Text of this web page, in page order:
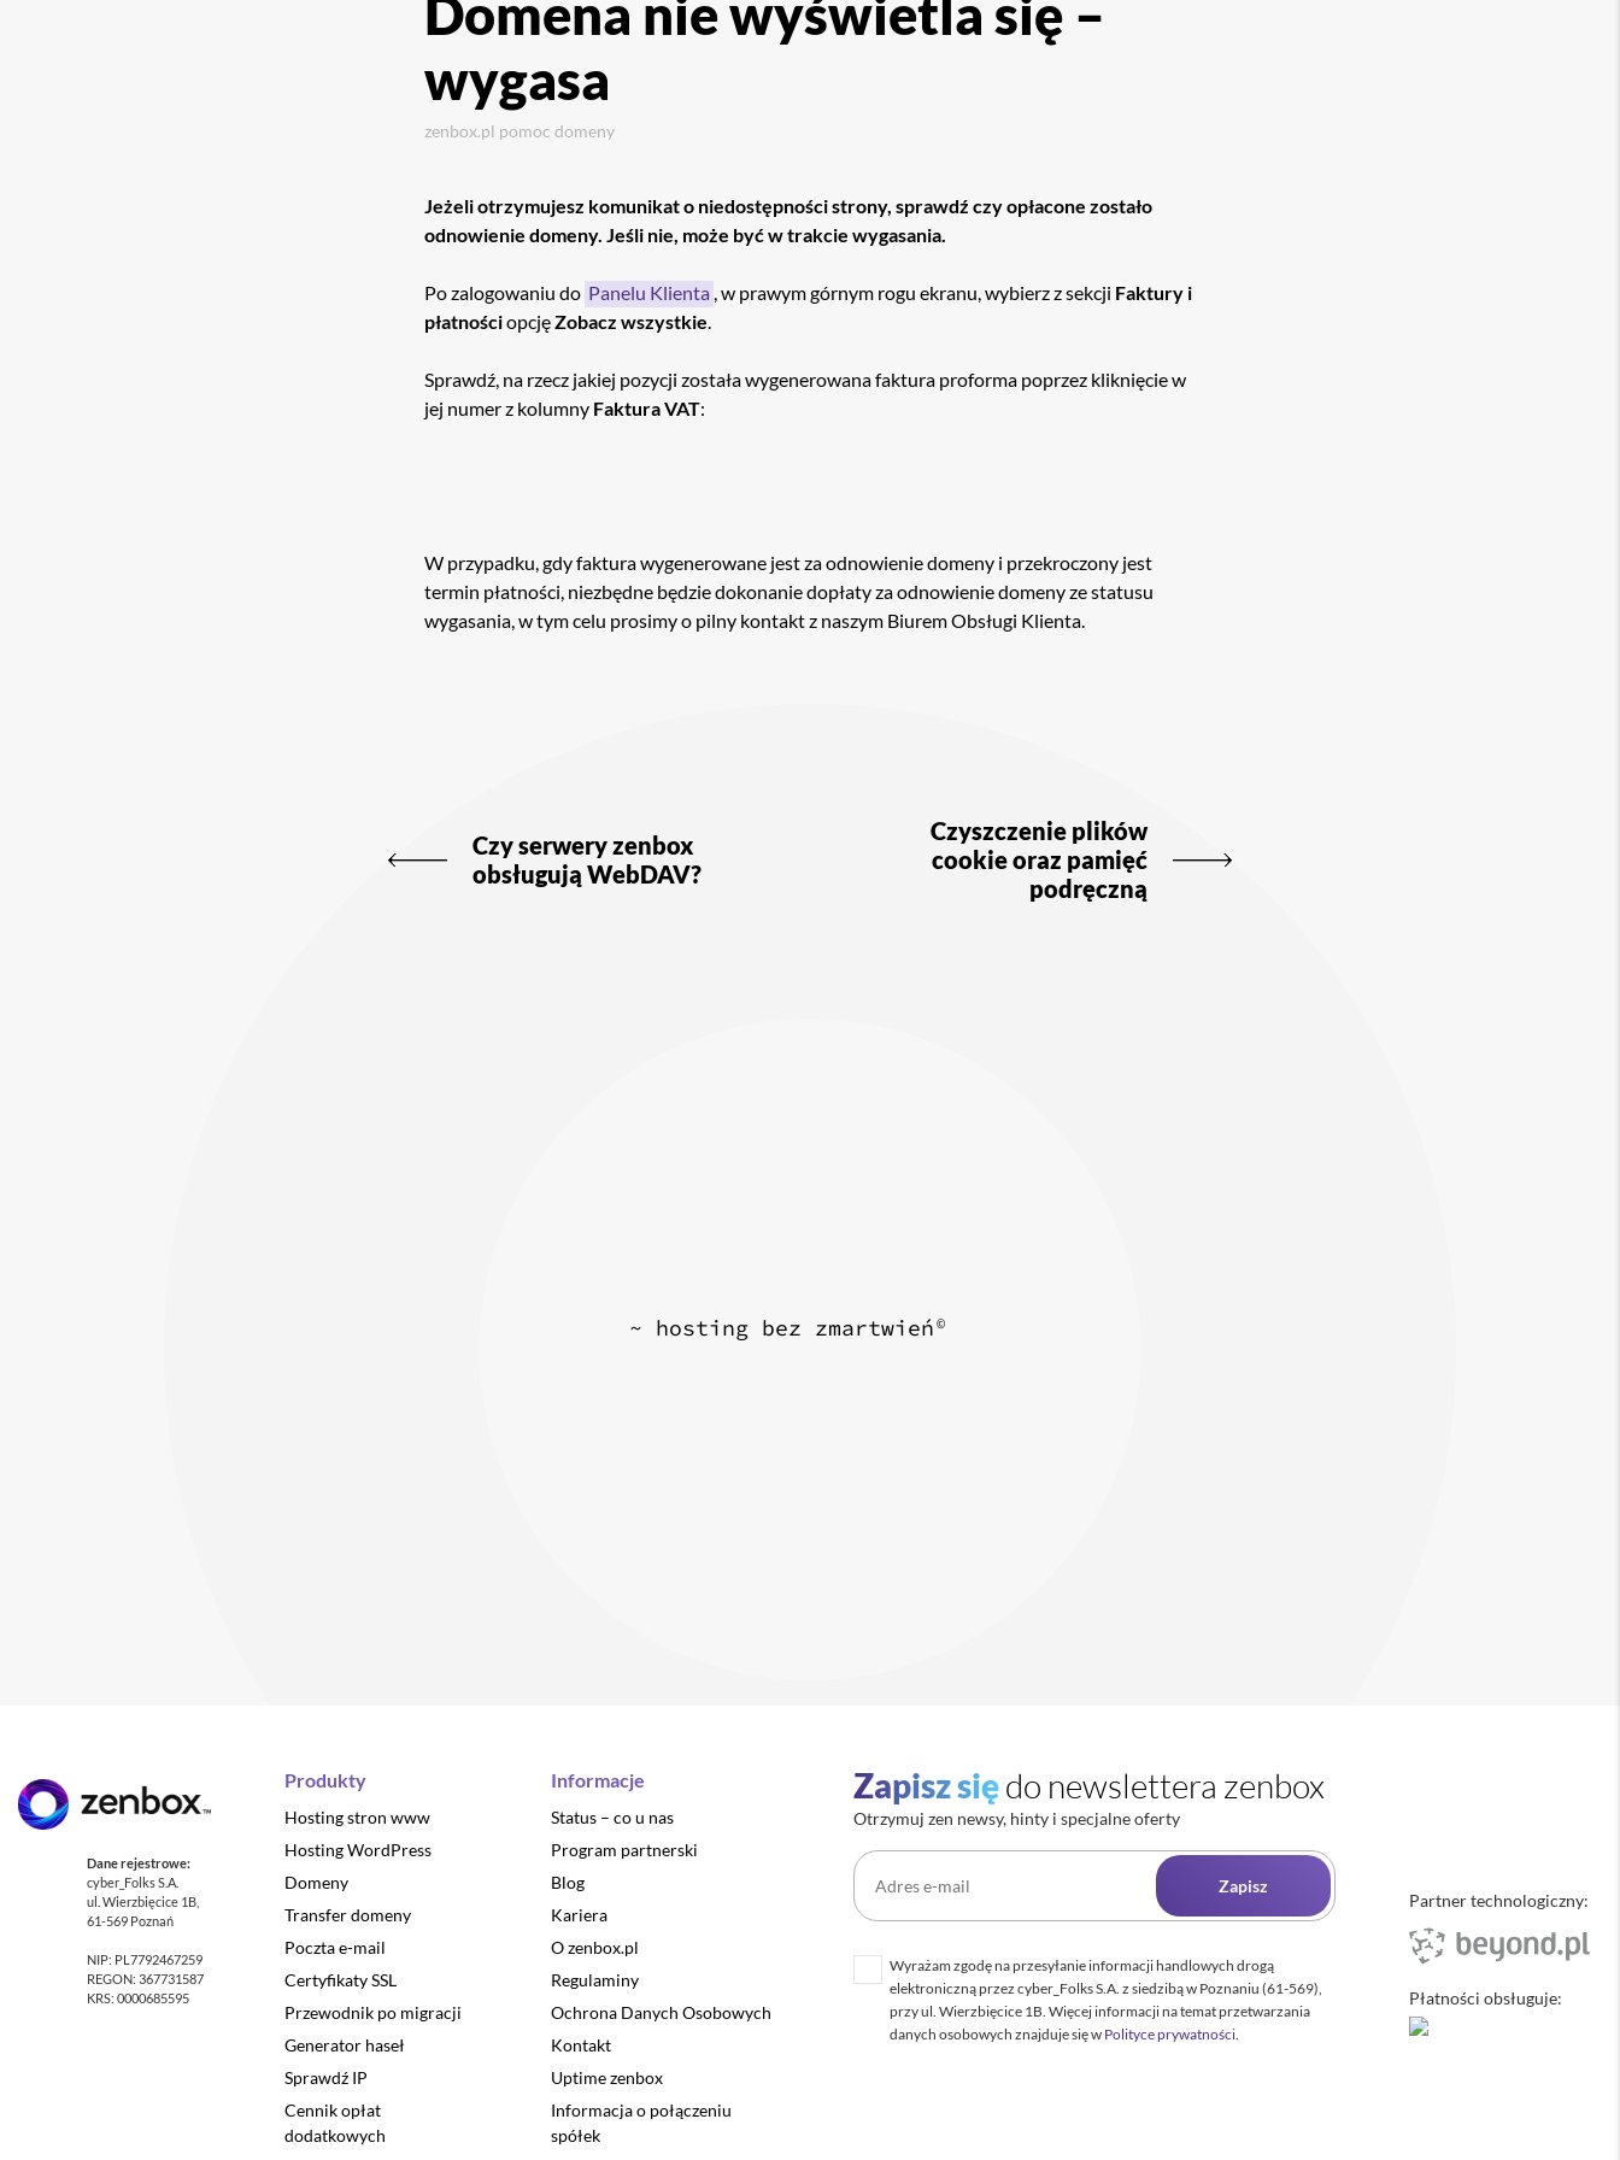
Domena nie wyświetla się –
wygasa
zenbox.pl pomoc domeny
Jeżeli otrzymujesz komunikat o niedostępności strony, sprawdź czy opłacone zostało
odnowienie domeny. Jeśli nie, może być w trakcie wygasania.
Po zalogowaniu do Panelu Klienta , w prawym górnym rogu ekranu, wybierz z sekcji Faktury i
płatnościopcjęZobacz wszystkie.
Sprawdź, na rzecz jakiej pozycji została wygenerowana faktura proforma poprzez kliknięcie w
jej numer z kolumny Faktura VAT:
W przypadku, gdy faktura wygenerowane jest za odnowienie domeny i przekroczony jest
termin płatności, niezbędne będzie dokonanie dopłaty za odnowienie domeny ze statusu
wygasania, w tym celu prosimy o pilny kontakt z naszym Biurem Obsługi Klienta.
Czy serwery zenbox
obsługują WebDAV?
Czyszczenie plików
cookie oraz pamięć
podręczną
~ hosting bez zmartwień
©
Dane rejestrowe:
cyber_Folks S.A.
ul. Wierzbięcice 1B,
61-569 Poznań
NIP: PL7792467259
REGON: 367731587
KRS: 0000685595
Produkty
Hosting stron www
Hosting WordPress
Domeny
Transfer domeny
Poczta e-mail
Certyfikaty SSL
Przewodnik po migracji
Generator haseł
Sprawdź IP
Cennik opłat
dodatkowych
Informacje
Status – co u nas
Program partnerski
Blog
Kariera
O zenbox.pl
Regulaminy
Ochrona Danych Osobowych
Kontakt
Uptime zenbox
Informacja o połączeniu
spółek
Zapisz siędo newslettera zenbox
Otrzymuj zen newsy, hinty i specjalne oferty
Zapisz
Wyrażam zgodę na przesyłanie informacji handlowych drogą
elektroniczną przez cyber_Folks S.A. z siedzibą w Poznaniu (61-569),
przy ul. Wierzbięcice 1B. Więcej informacji na temat przetwarzania
danych osobowych znajduje się w Polityce prywatności.
Partner technologiczny:
Płatności obsługuje: